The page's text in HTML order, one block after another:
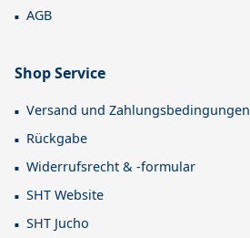
AGB
Shop Service
Versand und Zahlungsbedingungen
Rückgabe
Widerrufsrecht & -formular
SHT Website
SHT Jucho